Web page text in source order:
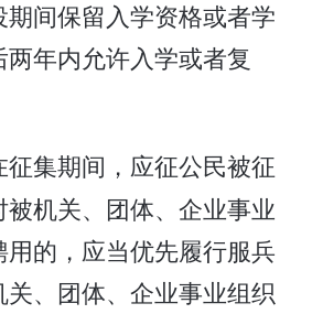
间保留入学资格或者学
年内允许入学或者复
集期间，应征公民被征
机关、团体、企业事业
的，应当优先履行服兵
、团体、企业事业组织